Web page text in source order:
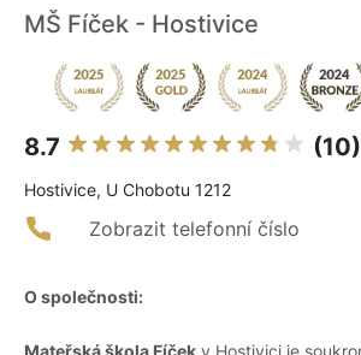
MŠ Fíček - Hostivice
8.7 (10)
Hostivice, U Chobotu 1212
Zobrazit telefonní číslo
O společnosti:
Mateřská škola Fíček v Hostivici je